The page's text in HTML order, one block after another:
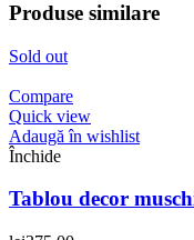
Produse similare
Sold out
Compare
Quick view
Adaugă în wishlist
Închide
Tablou decor